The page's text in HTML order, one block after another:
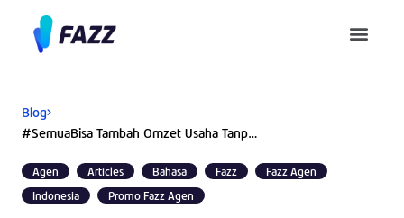
Blog
#SemuaBisa Tambah Omzet Usaha Tanpa Modal dari Fazz Agen
Agen Articles Bahasa Fazz
Fazz Agen
Indonesia
Promo Fazz Agen